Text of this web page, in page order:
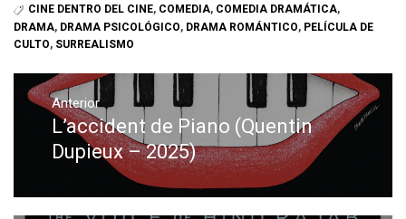
CINE DENTRO DEL CINE, COMEDIA, COMEDIA DRAMÁTICA,
DRAMA, DRAMA PSICOLÓGICO, DRAMA ROMÁNTICO, PELÍCULA DE
CULTO, SURREALISMO
Navegación
de
entradas
Anterior
Entrada
anterior:
L’accident de Piano (Quentin
Dupieux – 2025)